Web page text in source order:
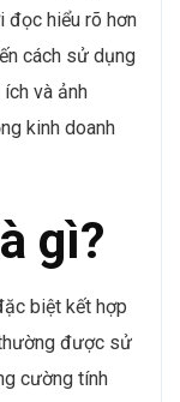
đọc hiểu rõ hơn
cách sử dụng
và ảnh
kinh doanh
gì?
biệt kết hợp
được sử
cường tính